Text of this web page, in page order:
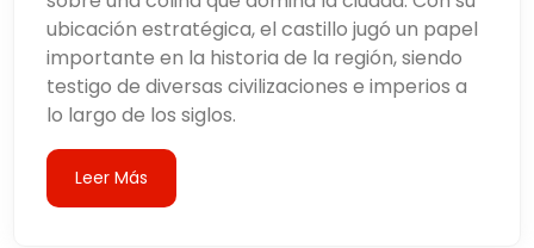
ubicación estratégica, el castillo jugó un papel
importante en la historia de la región, siendo
testigo de diversas civilizaciones e imperios a
lo largo de los siglos.
Leer Más